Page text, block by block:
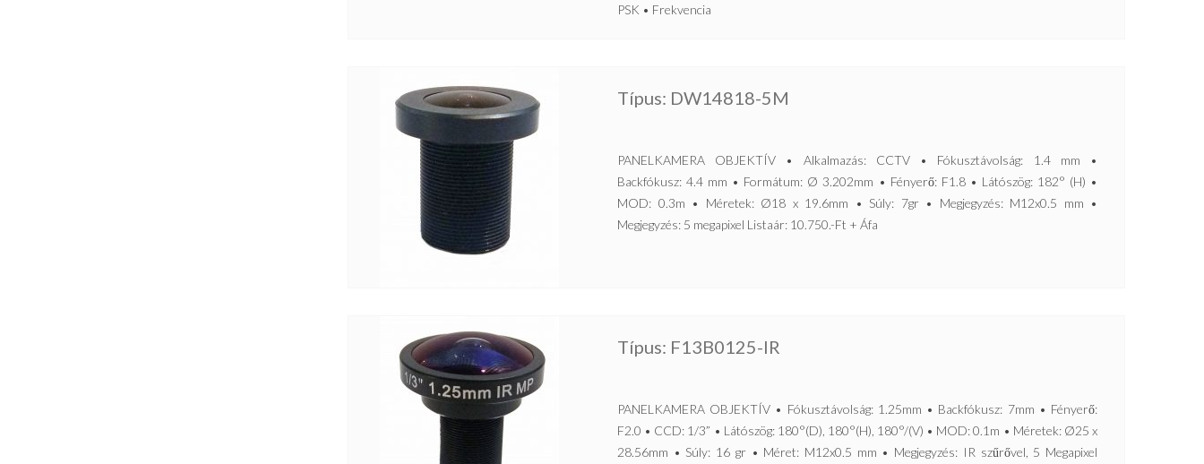
PSK • Frekvencia
Típus: DW14818-5M
PANELKAMERA OBJEKTÍV • Alkalmazás: CCTV • Fókusztávolság: 1.4 mm •
Backfókusz: 4.4 mm • Formátum: Ø 3.202mm • Fényerő: F1.8 • Látószög: 182° (H) •
MOD: 0.3m • Méretek: Ø18 x 19.6mm • Súly: 7gr • Megjegyzés: M12x0.5 mm •
Megjegyzés: 5 megapixel Listaár: 10.750.-Ft + Áfa
Típus: F13B0125-IR
PANELKAMERA OBJEKTÍV • Fókusztávolság: 1.25mm • Backfókusz: 7mm • Fényerő:
F2.0 • CCD: 1/3” • Látószög: 180°(D), 180°(H), 180°/(V) • MOD: 0.1m • Méretek: Ø25 x
28.56mm • Súly: 16 gr • Méret: M12x0.5 mm • Megjegyzés: IR szűrővel, 5 Megapixel